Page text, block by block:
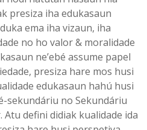
presiza iha edukasaun
ema iha vizaun, iha
no ho valor & moralidade
ne’ebé assume papel
presiza hare mos husi
edukasaun hahú husi
sekundáriu no Sekundáriu
Atu defini didiak kualidade ida